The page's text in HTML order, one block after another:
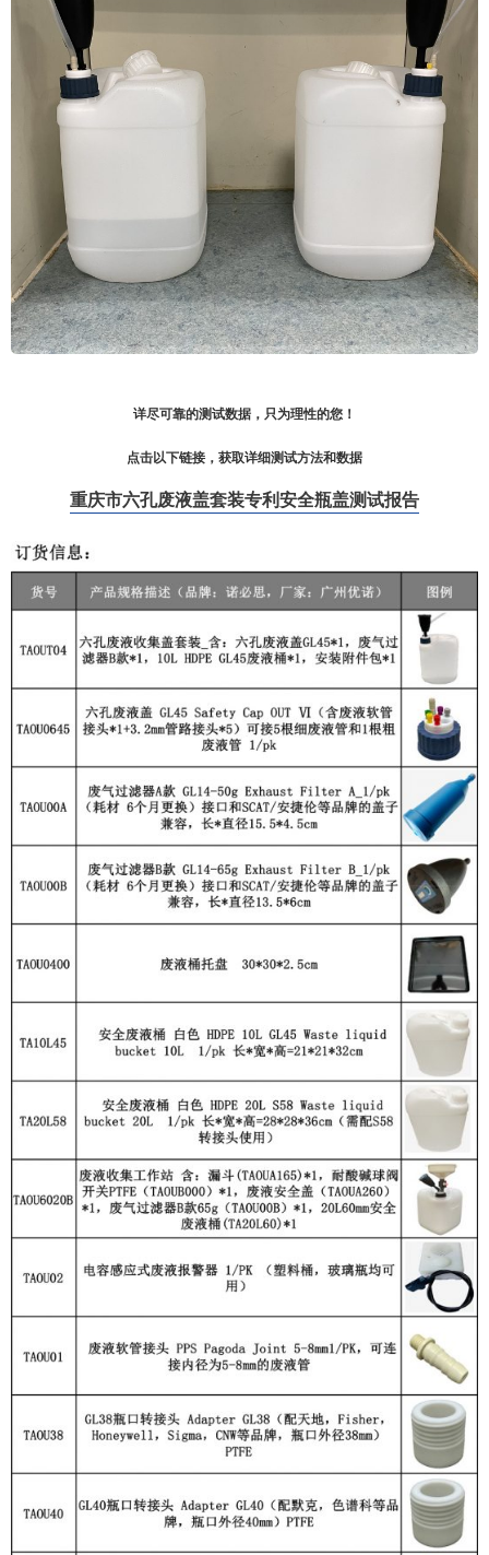
详尽可靠的测试数据，只为理性的您！
点击以下链接，获取详细测试方法和数据
重庆市六孔废液盖套装专利安全瓶盖测试报告